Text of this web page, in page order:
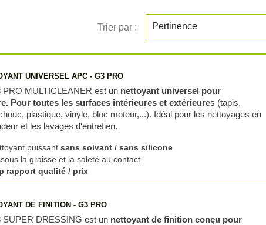
Trier par : Pertinence
UNIVERSEL APC - G3 PRO
PRO MULTICLEANER est un nettoyant universel pour
Pour toutes les surfaces intérieures et extérieures (tapis,
plastique, vinyle, bloc moteur,...). Idéal pour les nettoyages en
et les lavages d'entretien.
puissantsans solvant / sans silicone
la graisse et la saleté au contact.
rapport qualité / prix
DE FINITION - G3 PRO
SUPER DRESSING est un nettoyant de finition conçu pour